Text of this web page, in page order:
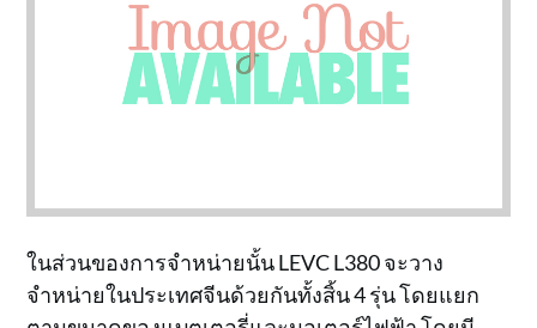
ในส่วนของการจำหน่ายนั้น LEVC L380 จะวาง
จำหน่ายในประเทศจีนด้วยกันทั้งสิ้น 4 รุ่น โดยแยก